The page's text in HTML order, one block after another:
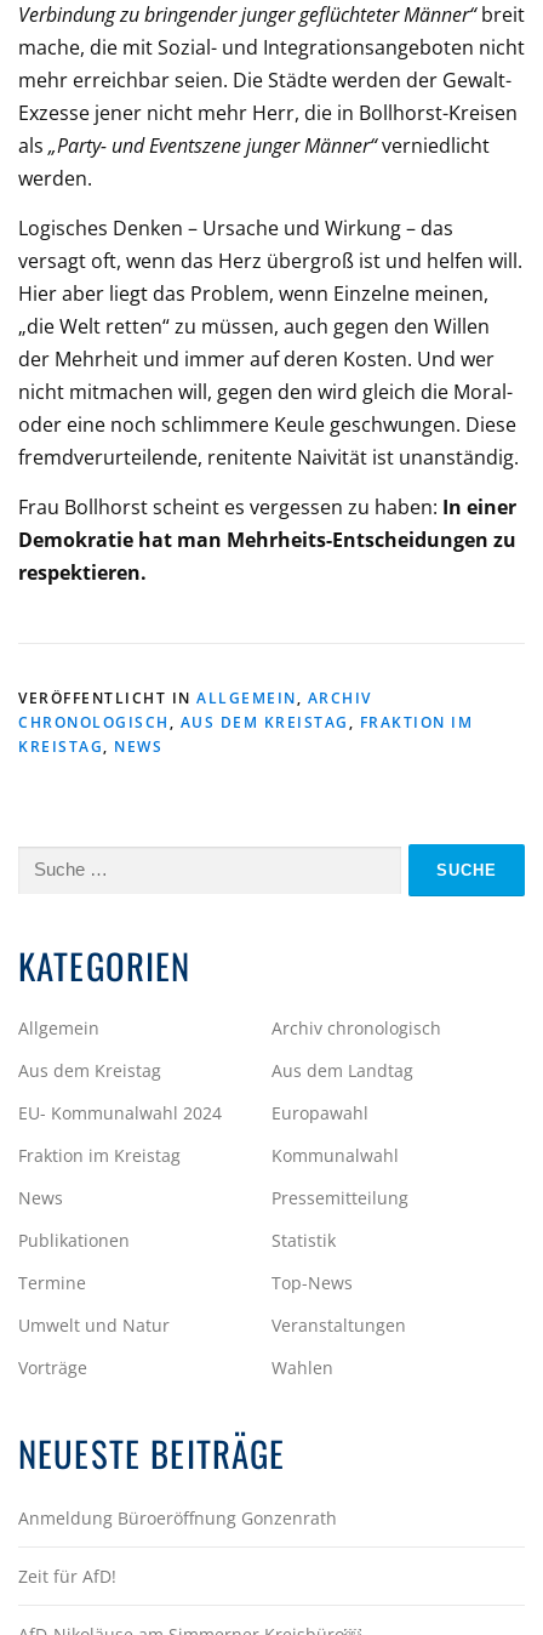
Verbindung zu bringender junger geflüchteter Männer“breit
mache, die mit Sozial- und Integrationsangeboten nicht
mehr erreichbar seien. Die Städte werden der Gewalt-
Exzesse jener nicht mehr Herr, die in Bollhorst-Kreisen
als„Party- und Eventszene junger Männer“verniedlicht
werden.
Logisches Denken – Ursache und Wirkung – das
versagt oft, wenn das Herz übergroß ist und helfen will.
Hier aber liegt das Problem, wenn Einzelne meinen,
„die Welt retten“ zu müssen, auch gegen den Willen
der Mehrheit und immer auf deren Kosten. Und wer
nicht mitmachen will, gegen den wird gleich die Moral-
oder eine noch schlimmere Keule geschwungen. Diese
fremdverurteilende, renitente Naivität ist unanständig.
Frau Bollhorst scheint es vergessen zu haben: In einer
Demokratie hat man Mehrheits-Entscheidungen zu
respektieren.
VERÖFFENTLICHT IN ALLGEMEIN, ARCHIV
CHRONOLOGISCH, AUS DEM KREISTAG, FRAKTION IM
KREISTAG, NEWS
Suche
KATEGORIEN
Allgemein
Archiv chronologisch
Aus dem Kreistag
Aus dem Landtag
EU- Kommunalwahl 2024
Europawahl
Fraktion im Kreistag
Kommunalwahl
News
Pressemitteilung
Publikationen
Statistik
Termine
Top-News
Umwelt und Natur
Veranstaltungen
Vorträge
Wahlen
NEUESTE BEITRÄGE
Anmeldung Büroeröffnung Gonzenrath
Zeit für AfD!